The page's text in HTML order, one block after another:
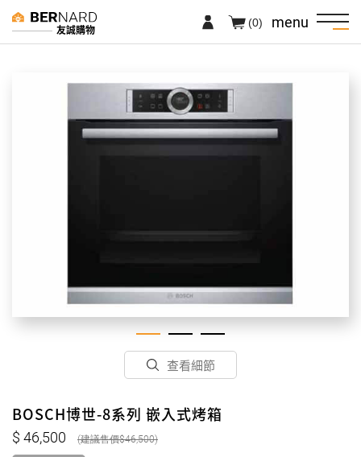
友誠購物 menu
(0)
查看細節
BOSCH博世-8系列 嵌入式烤箱
46,500 46,500